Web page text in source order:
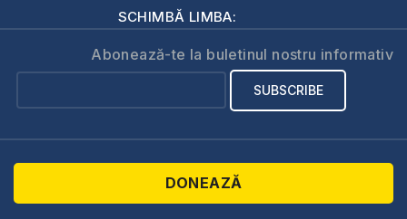
SCHIMBĂ LIMBA:
Abonează-te la buletinul nostru informativ
DONEAZĂ